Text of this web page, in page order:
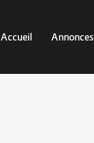
Accueil Annonces